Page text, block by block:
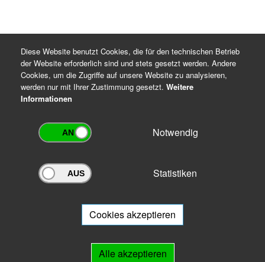
Archivportal Thüringen
Ihnen beratend zur Seite.
Diese Website benutzt Cookies, die für den technischen Betrieb
der Website erforderlich sind und stets gesetzt werden. Andere
Cookies, um die Zugriffe auf unsere Website zu analysieren,
werden nur mit Ihrer Zustimmung gesetzt. Weitere
Informationen
Notwendig
Statistiken
Cookies akzeptieren
Alle akzeptieren